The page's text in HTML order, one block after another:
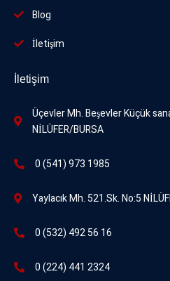
Blog
İletişim
İletişim
Üçevler Mh. Beşevler Küçük
NİLÜFER/BURSA
0 (541) 973 1985
Yaylacık Mh. 521.Sk. No:5
0 (532) 492 56 16
0 (224) 441 2324